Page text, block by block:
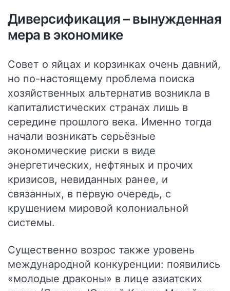
Диверсификация – вынужденная
мера в экономике
Совет о яйцах и корзинках очень давний,
но по-настоящему проблема поиска
хозяйственных альтернатив возникла в
капиталистических странах лишь в
середине прошлого века. Именно тогда
начали возникать серьёзные
экономические риски в виде
энергетических, нефтяных и прочих
кризисов, невиданных ранее, и
связанных, в первую очередь, с
крушением мировой колониальной
системы.
Существенно возрос также уровень
международной конкуренции: появились
«молодые драконы» в лице азиатских